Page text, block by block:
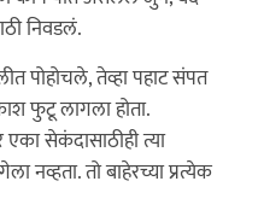
निवडलं.
पोहोचले, तेव्हा पहाट संपत
फुटू लागला होता.
सेकंदासाठीही त्या
नव्हता. तो बाहेरच्या प्रत्येक